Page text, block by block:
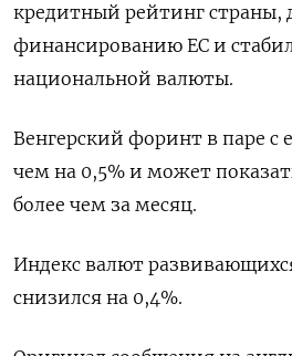
кредитный рейтинг страны,
финансированию ЕС и
национальной валюты.
Венгерский форинт в паре с
чем на 0,5% и может
более чем ​за месяц.
Индекс валют
снизился на 0,4%.